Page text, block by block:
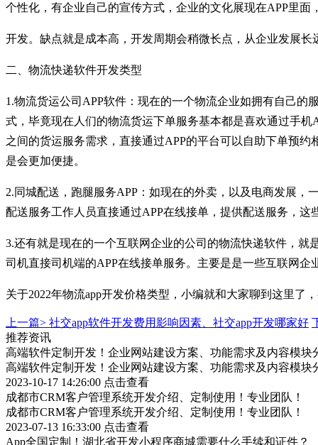
个性化，有企业自己的宣传方式，企业的文化展现在APP里
开发。缺点就是成本高，开发周期会稍微长点，从企业发展长
二、物流快递软件开发类型
1.物流货运公司APP软件：现在的一个物流企业如拥有自己
式，毕竟现在人们的物流货运下单服务基本都是喜欢通过手
之间的货运服务需求，直接通过APP的平台可以自助下单预
是会更加便捷。
2.同城配送，跑腿服务APP：如现在的外卖，以及电商发展
配送服务工作人员直接通过APP在线接单，提供配送服务，
3.还有就是现在的一个互联网企业的公司的物流快递软件，
司机直接司机端的APP在线接单服务。主要是是一些互联网
关于2022年物流app开发价格类型，小编就和大家聊到这里了
上一篇> 社交app软件开发费用影响因素、社交app开发哪家好
推荐资讯
高端软件定制开发！企业网站建设方案、功能需求及内容模块
高端软件定制开发！企业网站建设方案、功能需求及内容模块
2023-10-17 14:26:00 点击查看
成都市CRM客户管理系统开发介绍、定制使用！专业团队！
成都市CRM客户管理系统开发介绍、定制使用！专业团队！
2023-07-13 16:33:00 点击查看
App全国定制！湖北省开发小程序商城需要什么手续和证件？